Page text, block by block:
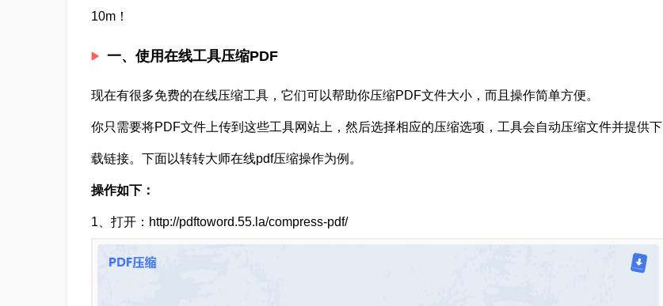
10m！
一、使用在线工具压缩PDF
现在有很多免费的在线压缩工具，它们可以帮助你压缩PDF文件大小，而且操作简单方便。
你只需要将PDF文件上传到这些工具网站上，然后选择相应的压缩选项，工具会自动压缩文件并提供下
载链接。下面以转转大师在线pdf压缩操作为例。
操作如下：
1、打开：http://pdftoword.55.la/compress-pdf/